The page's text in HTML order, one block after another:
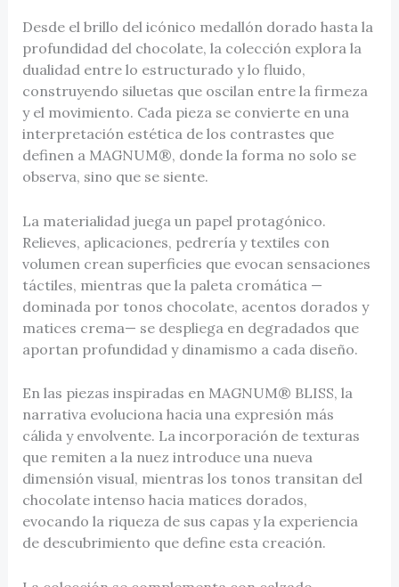
Desde el brillo del icónico medallón dorado hasta la
profundidad del chocolate, la colección explora la
dualidad entre lo estructurado y lo fluido,
construyendo siluetas que oscilan entre la firmeza
y el movimiento. Cada pieza se convierte en una
interpretación estética de los contrastes que
definen a MAGNUM®, donde la forma no solo se
observa, sino que se siente.
La materialidad juega un papel protagónico.
Relieves, aplicaciones, pedrería y textiles con
volumen crean superficies que evocan sensaciones
táctiles, mientras que la paleta cromática —
dominada por tonos chocolate, acentos dorados y
matices crema— se despliega en degradados que
aportan profundidad y dinamismo a cada diseño.
En las piezas inspiradas en MAGNUM® BLISS, la
narrativa evoluciona hacia una expresión más
cálida y envolvente. La incorporación de texturas
que remiten a la nuez introduce una nueva
dimensión visual, mientras los tonos transitan del
chocolate intenso hacia matices dorados,
evocando la riqueza de sus capas y la experiencia
de descubrimiento que define esta creación.